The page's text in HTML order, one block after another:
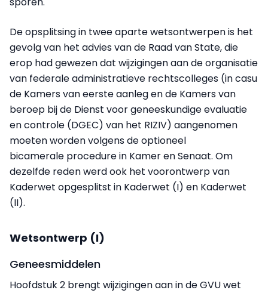
De opsplitsing in twee aparte wetsontwerpen is het
gevolg van het advies van de Raad van State, die
erop had gewezen dat wijzigingen aan de organisatie
van federale administratieve rechtscolleges (in casu
de Kamers van eerste aanleg en de Kamers van
beroep bij de Dienst voor geneeskundige evaluatie
en controle (DGEC) van het RIZIV) aangenomen
moeten worden volgens de optioneel
bicamerale procedure in Kamer en Senaat. Om
dezelfde reden werd ook het voorontwerp van
Kaderwet opgesplitst in Kaderwet (I) en Kaderwet
(II).
Wetsontwerp (I)
Geneesmiddelen
Hoofdstuk 2 brengt wijzigingen aan in de GVU wet